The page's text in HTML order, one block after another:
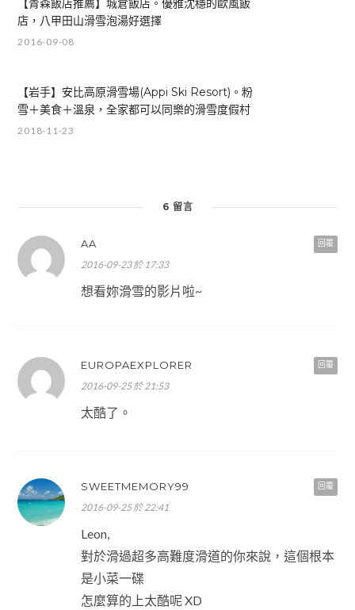
【青森飯店推薦】城倉飯店。優雅沈穩的歐風飯
店，八甲田山滑雪泡湯好選擇
2016-09-08
【岩手】安比高原滑雪場(Appi Ski Resort)。粉
雪＋美食＋溫泉，全家都可以同樂的滑雪度假村
2018-11-23
6 留言
回覆
AA
2016-09-23 於 17:33
想看妳滑雪的影片啦~
回覆
EUROPAEXPLORER
2016-09-25 於 21:53
太酷了。
回覆
SWEETMEMORY99
2016-09-25 於 22:41
Leon,
對於滑過超多高難度滑道的你來說，這個根本
是小菜一碟
怎麼算的上太酷呢 XD